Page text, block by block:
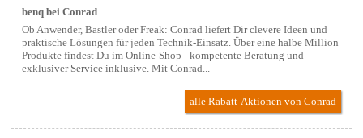
benq bei Conrad
Ob Anwender, Bastler oder Freak: Conrad liefert Dir clevere Ideen und
praktische Lösungen für jeden Technik-Einsatz. Über eine halbe Million
Produkte findest Du im Online-Shop - kompetente Beratung und
exklusiver Service inklusive. Mit Conrad...
alle Rabatt-Aktionenvon Conrad